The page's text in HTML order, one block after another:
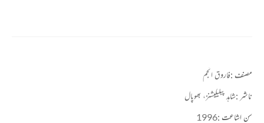
مصنف :فاروق انجم
ناشر :شاہد پبلیکیشنز، بھوپال
سن اشاعت :1996